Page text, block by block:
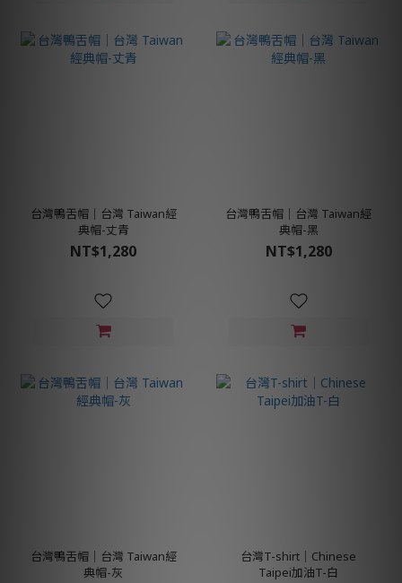
台灣鴨舌帽│台灣 Taiwan經
典帽-丈青
NT$1,280
台灣鴨舌帽│台灣 Taiwan經
典帽-黑
NT$1,280
台灣鴨舌帽│台灣 Taiwan經
典帽-灰
台灣T-shirt│Chinese
Taipei加油T-白